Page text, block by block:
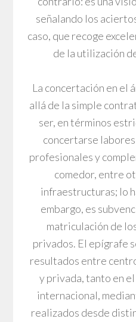
señalando los
caso, que recoge
de la utilización
La concertación en el
allá de la simple
ser, en términos
concertarse
profesionales y
comedor, entre
infraestructuras; lo
embargo, es
matriculación de
privados. El epígrafe
resultados entre
y privada, tanto en
internacional,
realizados desde